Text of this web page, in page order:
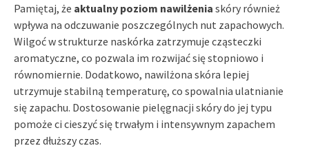
Pamiętaj, że aktualny poziom nawilżenia skóry również
wpływa na odczuwanie poszczególnych nut zapachowych.
Wilgoć w strukturze naskórka zatrzymuje cząsteczki
aromatyczne, co pozwala im rozwijać się stopniowo i
równomiernie. Dodatkowo, nawilżona skóra lepiej
utrzymuje stabilną temperaturę, co spowalnia ulatnianie
się zapachu. Dostosowanie pielęgnacji skóry do jej typu
pomoże ci cieszyć się trwałym i intensywnym zapachem
przez dłuższy czas.